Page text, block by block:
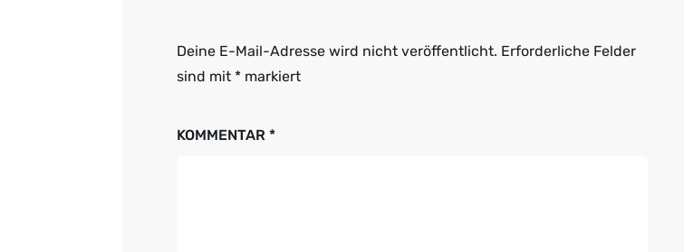
Deine E-Mail-Adresse wird nicht veröffentlicht. Erforderliche Felder
sind mit * markiert
KOMMENTAR *